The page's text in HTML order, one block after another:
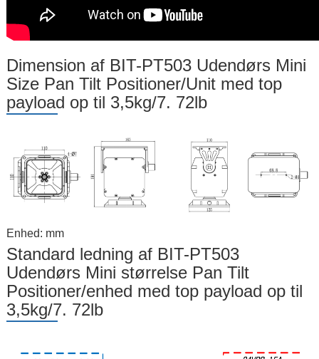
Dimension af BIT-PT503 Udendørs Mini
Size Pan Tilt Positioner/Unit med top
payload op til 3,5kg/7. 72lb
Enhed: mm
Standard ledning af BIT-PT503
Udendørs Mini størrelse Pan Tilt
Positioner/enhed med top payload op til
3,5kg/7. 72lb